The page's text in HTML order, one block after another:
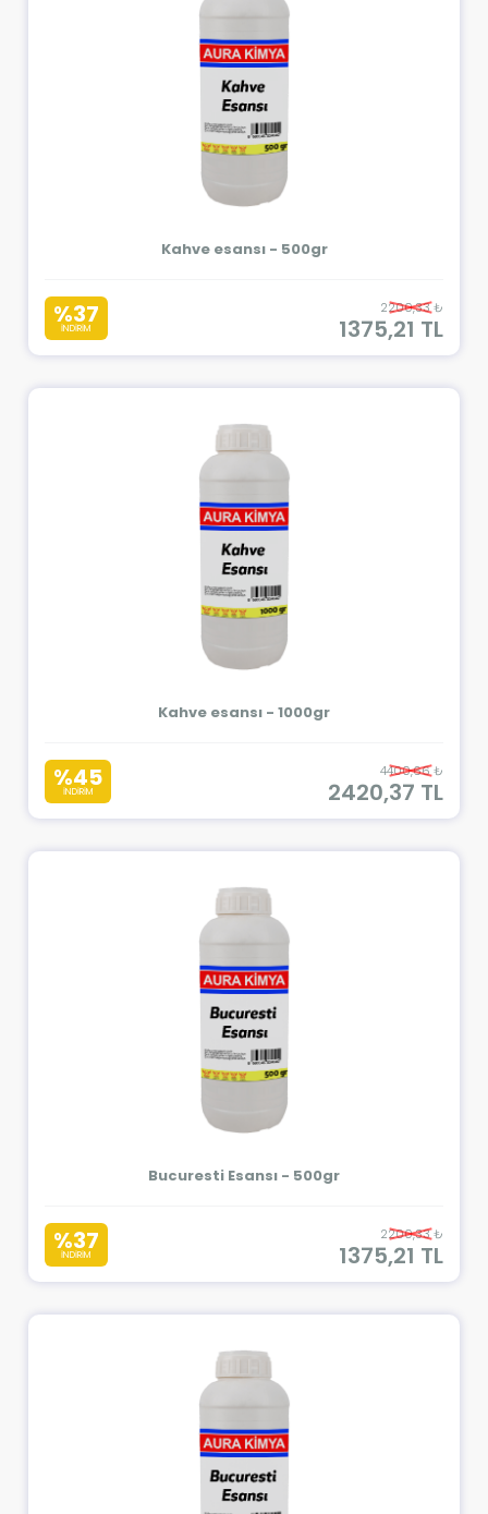
Kahve esansı - 500gr
%37
İNDİRİM
2200,33 ₺
1375,21 TL
Kahve esansı - 1000gr
%45
İNDİRİM
4400,66 ₺
2420,37 TL
Bucuresti Esansı - 500gr
%37
İNDİRİM
2200,33 ₺
1375,21 TL